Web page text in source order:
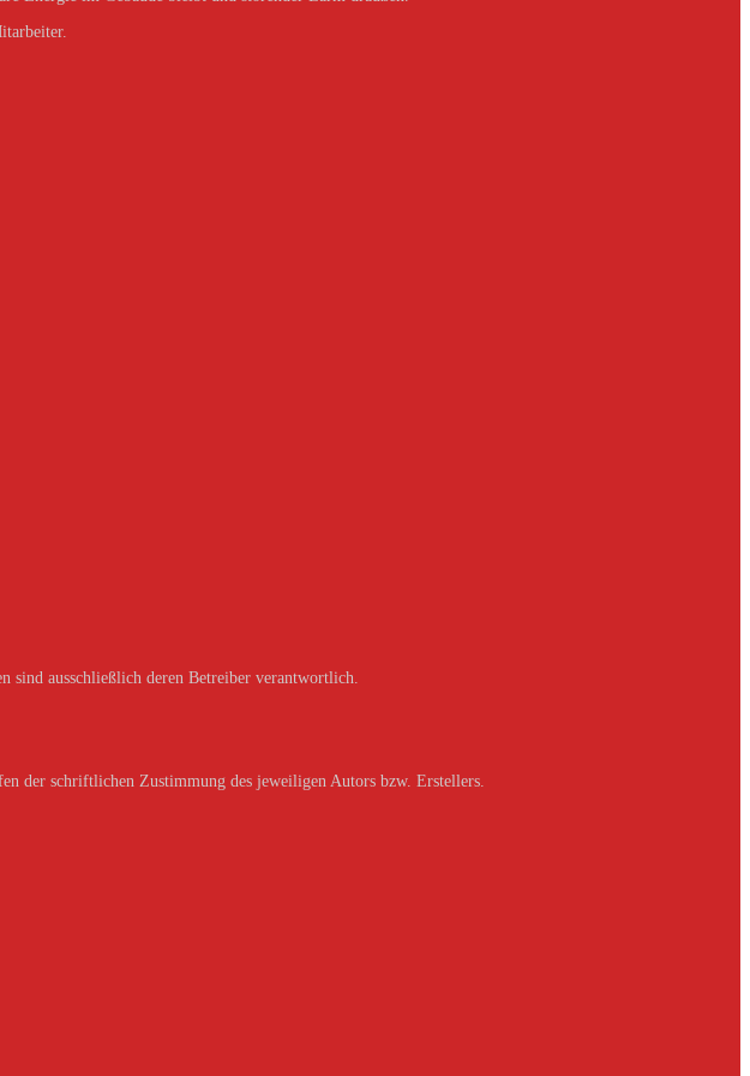
ausschließlich deren Betreiber verantwortlich.
der schriftlichen Zustimmung des jeweiligen Autors bzw. Erstellers.